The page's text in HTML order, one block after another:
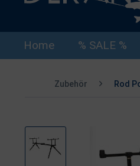
Home % SALE %
Zubehör Rod